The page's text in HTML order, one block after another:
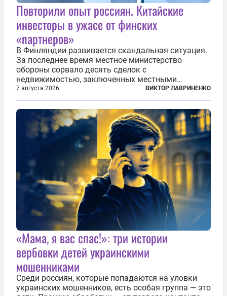
Повторили опыт россиян. Китайские
инвесторы в ужасе от финских
«партнеров»
В Финляндии развивается скандальная ситуация.
За последнее время местное министерство
обороны сорвало десять сделок с
недвижимостью, заключенных местными
фирмами с китайским капиталом. Чиновники
заявили, что они могли заключаться с целью
создания в Финляндии шпионской сети, чтобы
следить за...
7 августа 2026 ВИКТОР ЛАВРИНЕНКО
«Мама, я вас спас!»: три истории
вербовки детей украинскими
мошенниками
Среди россиян, которые попадаются на уловки
украинских мошенников, есть особая группа — это